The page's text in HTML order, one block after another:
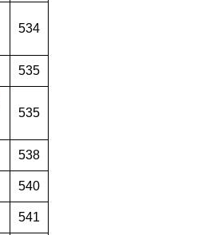
534
535
535
538
540
541